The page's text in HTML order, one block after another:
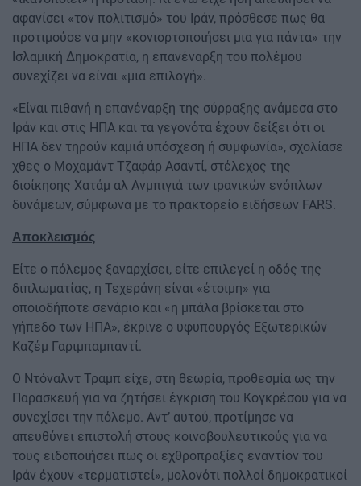
αφανίσει «τον πολιτισμό» του Ιράν, πρόσθεσε πως θα
προτιμούσε να μην «κονιορτοποιήσει μια για πάντα» την
Ισλαμική Δημοκρατία, η επανέναρξη του πολέμου
συνεχίζει να είναι «μια επιλογή».
«Είναι πιθανή η επανέναρξη της σύρραξης ανάμεσα στο
Ιράν και στις ΗΠΑ και τα γεγονότα έχουν δείξει ότι οι
ΗΠΑ δεν τηρούν καμιά υπόσχεση ή συμφωνία», σχολίασε
χθες ο Μοχαμάντ Τζαφάρ Ασαντί, στέλεχος της
διοίκησης Χατάμ αλ Ανμπιγιά των ιρανικών ενόπλων
δυνάμεων, σύμφωνα με το πρακτορείο ειδήσεων FARS.
Αποκλεισμός
Είτε ο πόλεμος ξαναρχίσει, είτε επιλεγεί η οδός της
διπλωματίας, η Τεχεράνη είναι «έτοιμη» για
οποιοδήποτε σενάριο και «η μπάλα βρίσκεται στο
γήπεδο των ΗΠΑ», έκρινε ο υφυπουργός Εξωτερικών
Καζέμ Γαριμπαμπαντί.
Ο Ντόναλντ Τραμπ είχε, στη θεωρία, προθεσμία ως την
Παρασκευή για να ζητήσει έγκριση του Κογκρέσου για να
συνεχίσει την πόλεμο. Αντ’ αυτού, προτίμησε να
απευθύνει επιστολή στους κοινοβουλευτικούς για να
τους ειδοποιήσει πως οι εχθροπραξίες εναντίον του
Ιράν έχουν «τερματιστεί», μολονότι πολλοί δημοκρατικοί